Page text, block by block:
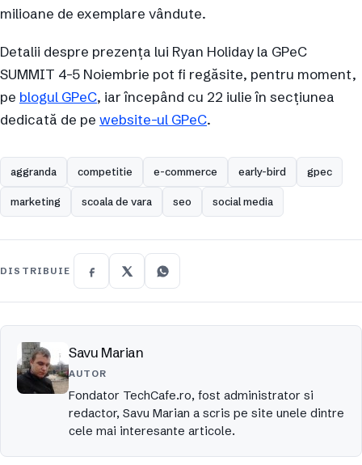
milioane de exemplare vândute.
Detalii despre prezența lui Ryan Holiday la GPeC
SUMMIT 4-5 Noiembrie pot fi regăsite, pentru moment,
pe blogul GPeC, iar începând cu 22 iulie în secțiunea
dedicată de pe website-ul GPeC.
aggranda competitie e-commerce early-bird gpec
marketing scoala de vara seo social media
DISTRIBUIE
Savu Marian
AUTOR
Fondator TechCafe.ro, fost administrator si
redactor, Savu Marian a scris pe site unele dintre
cele mai interesante articole.